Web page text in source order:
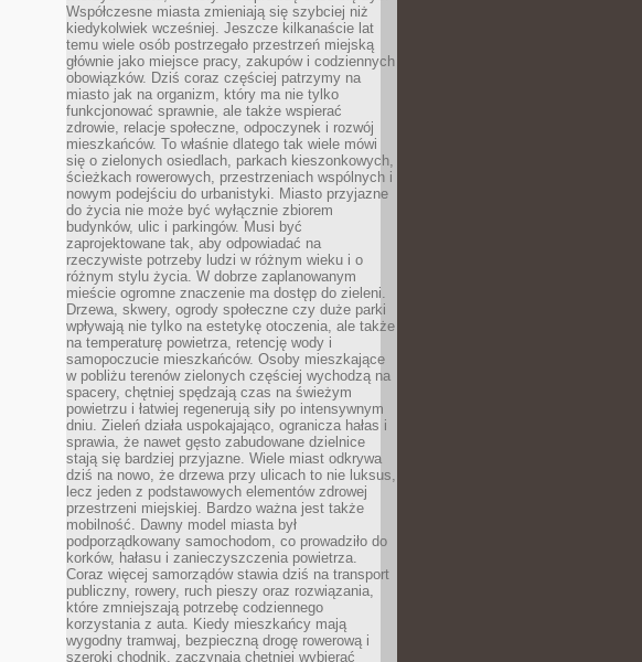
Współczesne miasta zmieniają się szybciej niż
kiedykolwiek wcześniej. Jeszcze kilkanaście lat
temu wiele osób postrzegało przestrzeń miejską
głównie jako miejsce pracy, zakupów i codziennych
obowiązków. Dziś coraz częściej patrzymy na
miasto jak na organizm, który ma nie tylko
funkcjonować sprawnie, ale także wspierać
zdrowie, relacje społeczne, odpoczynek i rozwój
mieszkańców. To właśnie dlatego tak wiele mówi
się o zielonych osiedlach, parkach kieszonkowych,
ścieżkach rowerowych, przestrzeniach wspólnych i
nowym podejściu do urbanistyki. Miasto przyjazne
do życia nie może być wyłącznie zbiorem
budynków, ulic i parkingów. Musi być
zaprojektowane tak, aby odpowiadać na
rzeczywiste potrzeby ludzi w różnym wieku i o
różnym stylu życia. W dobrze zaplanowanym
mieście ogromne znaczenie ma dostęp do zieleni.
Drzewa, skwery, ogrody społeczne czy duże parki
wpływają nie tylko na estetykę otoczenia, ale także
na temperaturę powietrza, retencję wody i
samopoczucie mieszkańców. Osoby mieszkające
w pobliżu terenów zielonych częściej wychodzą na
spacery, chętniej spędzają czas na świeżym
powietrzu i łatwiej regenerują siły po intensywnym
dniu. Zieleń działa uspokajająco, ogranicza hałas i
sprawia, że nawet gęsto zabudowane dzielnice
stają się bardziej przyjazne. Wiele miast odkrywa
dziś na nowo, że drzewa przy ulicach to nie luksus,
lecz jeden z podstawowych elementów zdrowej
przestrzeni miejskiej. Bardzo ważna jest także
mobilność. Dawny model miasta był
podporządkowany samochodom, co prowadziło do
korków, hałasu i zanieczyszczenia powietrza.
Coraz więcej samorządów stawia dziś na transport
publiczny, rowery, ruch pieszy oraz rozwiązania,
które zmniejszają potrzebę codziennego
korzystania z auta. Kiedy mieszkańcy mają
wygodny tramwaj, bezpieczną drogę rowerową i
szeroki chodnik, zaczynają chętniej wybierać